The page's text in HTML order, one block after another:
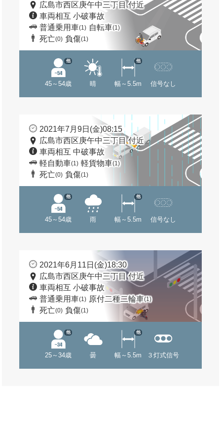
広島市西区庚午中三丁目 付近
車両相互 小破事故
普通乗用車(1) 自転車(1)
死亡(0) 負傷(1)
45～54歳
他
晴 幅～5.5m
他
信号なし
2021年7月9日(金)08:15
広島市西区庚午中三丁目 付近
車両相互 中破事故
軽自動車(1) 軽貨物車(1)
死亡(0) 負傷(1)
45～54歳
他
雨 幅～5.5m
他
信号なし
2021年6月11日(金)18:30
広島市西区庚午中三丁目 付近
車両相互 小破事故
普通乗用車(1) 原付二種二輪車(1)
死亡(0) 負傷(1)
25～34歳
他
曇 幅～5.5m
他
３灯式信号